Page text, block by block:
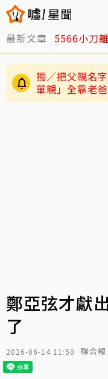
最新文章 5566小刀
獨／把父親名
單親」全靠老
鄭亞弦才獻
了
2026-06-14 11:50 聯合